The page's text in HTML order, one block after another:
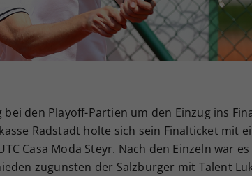
den Playoff-Partien um den Einzug ins
Radstadt holte sich sein Finalticket mit
Casa Moda Steyr. Nach den Einzeln war
zugunsten der Salzburger mit Talent
Ihrer vorgenommen
Webseiten-Betreiber